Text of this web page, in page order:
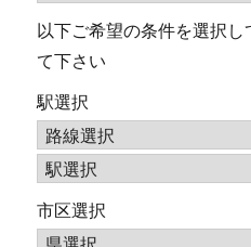
以下ご希望の条件を選択
て下さい
駅選択
市区選択